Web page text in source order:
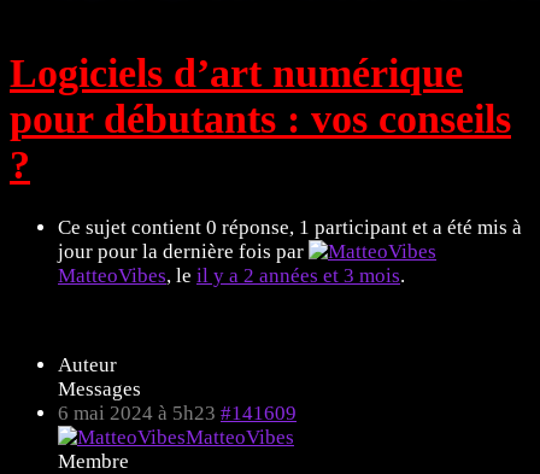
Logiciels d’art numérique
pour débutants : vos conseils
?
Ce sujet contient 0 réponse, 1 participant et a été mis à
jour pour la dernière fois par
MatteoVibes, le il y a 2 années et 3 mois.
Auteur
Messages
6 mai 2024 à 5h23 #141609
MatteoVibes
Membre